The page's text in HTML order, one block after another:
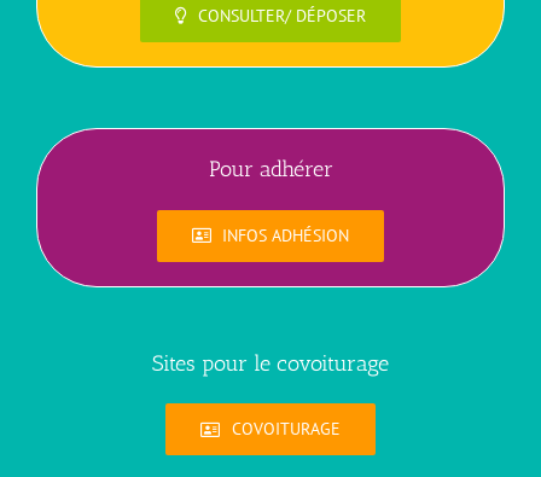
CONSULTER/ DÉPOSER
Pour adhérer
INFOS ADHÉSION
Sites pour le covoiturage
COVOITURAGE